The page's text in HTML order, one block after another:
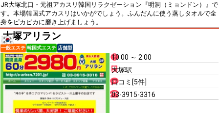
JR大塚北口・元祖アカスリ韓国リラクゼーション『明洞（ミョンドン）』で
す。本場韓国式アカスリはいかがでしょう。ふんだんに使う蒸しタオルで全
身をピカピカに磨き上げましょう。
大塚アリラン
一般エステ 韓国式エステ 店舗型
10:00 ～ 2:00
大塚駅
口コミ[5件]
03-3915-3316